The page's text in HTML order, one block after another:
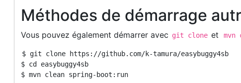
Méthodes de démarrage
Vous pouvez également démarrer avec git clone et
$ git clone https://github.com/k-tamura/easybuggy4sb
$ cd easybuggy4sb